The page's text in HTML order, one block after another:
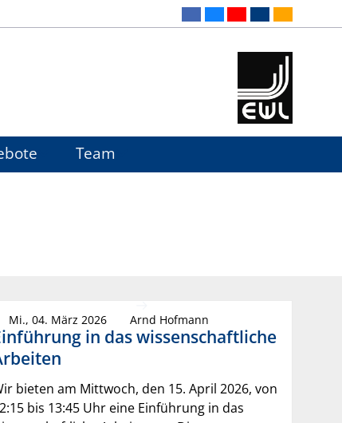
Team
Mi., 04. März 2026 Arnd Hofmann
in das wissenschaftliche
bieten am Mittwoch, den 15. April 2026, von
bis 13:45 Uhr eine Einführung in das